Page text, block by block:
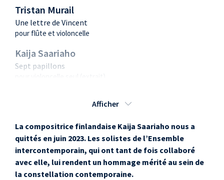
Tristan Murail
Une lettre de Vincent
pour flûte et violoncelle
Kaija Saariaho
Sept papillons
Kaija Saariaho
Cendres
pour flûte alto, piano et
violoncelle
Afficher
La compositrice finlandaise Kaija Saariaho nous a
quittés en juin 2023. Les solistes de l’Ensemble
intercontemporain, qui ont tant de fois collaboré
avec elle, lui rendent un hommage mérité au sein de
la constellation contemporaine.